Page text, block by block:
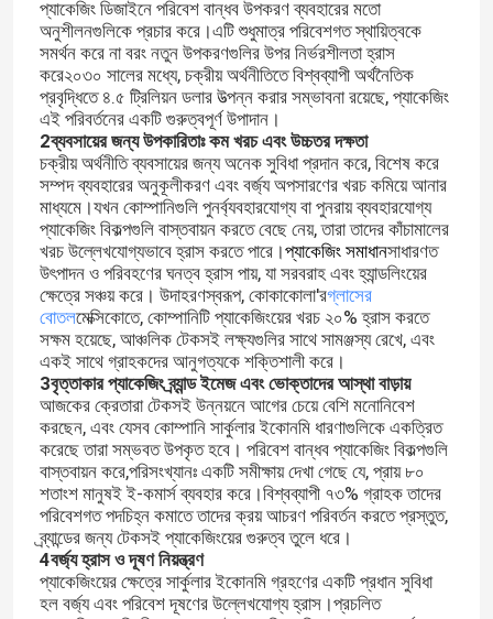
প্যাকেজিং ডিজাইনে পরিবেশ বান্ধব উপকরণ ব্যবহারের মতো
অনুশীলনগুলিকে প্রচার করে।এটি শুধুমাত্র পরিবেশগত স্থায়িত্বকে
সমর্থন করে না বরং নতুন উপকরণগুলির উপর নির্ভরশীলতা হ্রাস
করে২০৩০ সালের মধ্যে, চক্রীয় অর্থনীতিতে বিশ্বব্যাপী অর্থনৈতিক
প্রবৃদ্ধিতে ৪.৫ ট্রিলিয়ন ডলার উত্পন্ন করার সম্ভাবনা রয়েছে, প্যাকেজিং
এই পরিবর্তনের একটি গুরুত্বপূর্ণ উপাদান।
2ব্যবসায়ের জন্য উপকারিতাঃ কম খরচ এবং উচ্চতর দক্ষতা
চক্রীয় অর্থনীতি ব্যবসায়ের জন্য অনেক সুবিধা প্রদান করে, বিশেষ করে
সম্পদ ব্যবহারের অনুকূলীকরণ এবং বর্জ্য অপসারণের খরচ কমিয়ে আনার
মাধ্যমে।যখন কোম্পানিগুলি পুনর্ব্যবহারযোগ্য বা পুনরায় ব্যবহারযোগ্য
প্যাকেজিং বিকল্পগুলি বাস্তবায়ন করতে বেছে নেয়, তারা তাদের কাঁচামালের
খরচ উল্লেখযোগ্যভাবে হ্রাস করতে পারে।প্যাকেজিং সমাধানসাধারণত
উৎপাদন ও পরিবহণের ঘনত্ব হ্রাস পায়, যা সরবরাহ এবং হ্যান্ডলিংয়ের
ক্ষেত্রে সঞ্চয় করে। উদাহরণস্বরূপ, কোকাকোলা'রগ্লাসের
বোতলমেক্সিকোতে, কোম্পানিটি প্যাকেজিংয়ের খরচ ২০% হ্রাস করতে
সক্ষম হয়েছে, আঞ্চলিক টেকসই লক্ষ্যগুলির সাথে সামঞ্জস্য রেখে, এবং
একই সাথে গ্রাহকদের আনুগত্যকে শক্তিশালী করে।
3বৃত্তাকার প্যাকেজিং ব্র্যান্ড ইমেজ এবং ভোক্তাদের আস্থা বাড়ায়
আজকের ক্রেতারা টেকসই উন্নয়নে আগের চেয়ে বেশি মনোনিবেশ
করছেন, এবং যেসব কোম্পানি সার্কুলার ইকোনমি ধারণাগুলিকে একত্রিত
করেছে তারা সম্ভবত উপকৃত হবে। পরিবেশ বান্ধব প্যাকেজিং বিকল্পগুলি
বাস্তবায়ন করে,পরিসংখ্যানঃ একটি সমীক্ষায় দেখা গেছে যে, প্রায় ৮০
শতাংশ মানুষই ই-কমার্স ব্যবহার করে।বিশ্বব্যাপী ৭৩% গ্রাহক তাদের
পরিবেশগত পদচিহ্ন কমাতে তাদের ক্রয় আচরণ পরিবর্তন করতে প্রস্তুত,
ব্র্যান্ডের জন্য টেকসই প্যাকেজিংয়ের গুরুত্ব তুলে ধরে।
4বর্জ্য হ্রাস ও দূষণ নিয়ন্ত্রণ
প্যাকেজিংয়ের ক্ষেত্রে সার্কুলার ইকোনমি গ্রহণের একটি প্রধান সুবিধা
হল বর্জ্য এবং পরিবেশ দূষণের উল্লেখযোগ্য হ্রাস।প্রচলিত